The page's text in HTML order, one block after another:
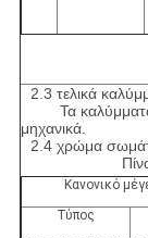
2.3 τελικά
Τα
μηχανικά.
2.4 χρώμα
Κανονικό
Τύπος